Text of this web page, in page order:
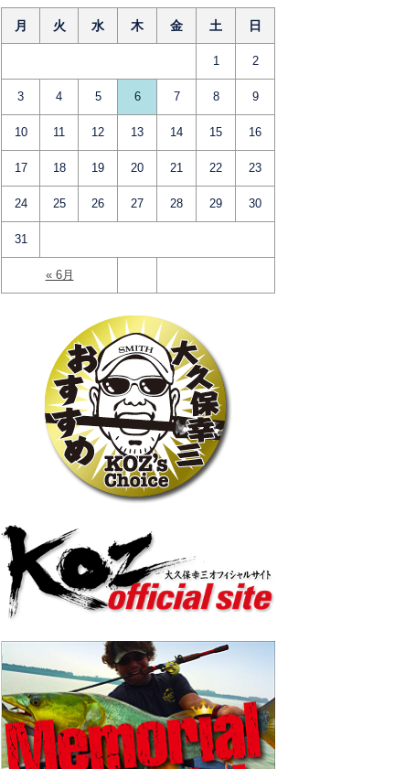
月 火 水 木 金 土 日
« 6月
1 2
3 4 5 6 7 8 9
10 11 12 13 14 15 16
17 18 19 20 21 22 23
24 25 26 27 28 29 30
31